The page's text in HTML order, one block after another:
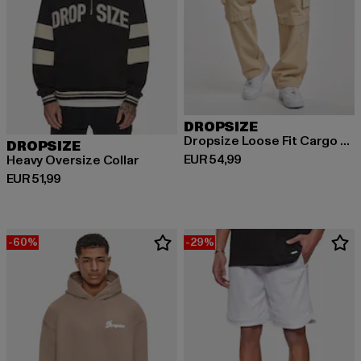
DROPSIZE
Heavy Oversize Collar
EUR 51,99
Derzeitiger Preis: EUR 51,99
DROPSIZE
Dropsize Loose Fit Cargo Pants Cream
EUR 54,99
Derzeitiger Preis: EUR 54,99
-60% -29%